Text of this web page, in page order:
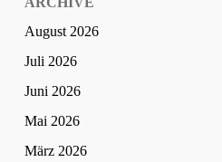
August 2026
Juli 2026
Juni 2026
Mai 2026
März 2026